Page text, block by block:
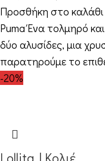
Προσθήκη στο καλάθι
Puma Ένα τολμηρό
δύο αλυσίδες, μια
παρατηρούμε το
-20%